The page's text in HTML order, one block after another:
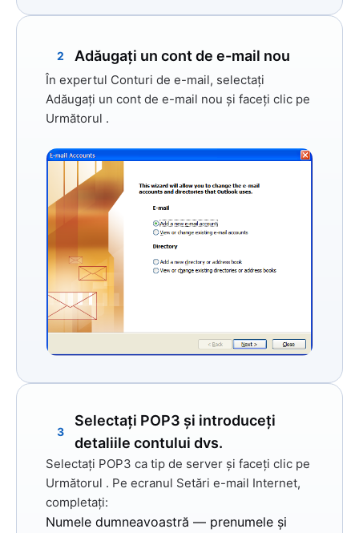
2 Adăugați un cont de e-mail nou
În expertul Conturi de e-mail, selectați
Adăugați un cont de e-mail nou și faceți clic pe
Următorul .
3
Selectați POP3 și introduceți
detaliile contului dvs.
Selectați POP3 ca tip de server și faceți clic pe
Următorul . Pe ecranul Setări e-mail Internet,
completați:
Numele dumneavoastră — prenumele și